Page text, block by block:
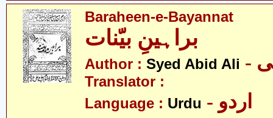
Baraheen-e-Bayannat
براہینِ بیّنات
Author : Syed Abid Ali
Translator :
Language : Urdu - اردو